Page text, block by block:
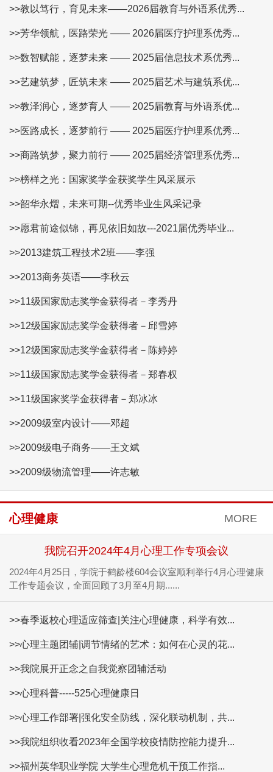
>>教以笃行，育见未来——2026届教育与外语系优秀...
>>芳华领航，医路荣光 —— 2026届医疗护理系优秀...
>>数智赋能，逐梦未来 —— 2025届信息技术系优秀...
>>艺建筑梦，匠筑未来 —— 2025届艺术与建筑系优...
>>教泽润心，逐梦育人 —— 2025届教育与外语系优...
>>医路成长，逐梦前行 —— 2025届医疗护理系优秀...
>>商路筑梦，聚力前行 —— 2025届经济管理系优秀...
>>榜样之光：国家奖学金获奖学生风采展示
>>韶华永熠，未来可期--优秀毕业生风采记录
>>愿君前途似锦，再见依旧如故---2021届优秀毕业...
>>2013建筑工程技术2班——李强
>>2013商务英语——李秋云
>>11级国家励志奖学金获得者－李秀丹
>>12级国家励志奖学金获得者－邱雪婷
>>12级国家励志奖学金获得者－陈婷婷
>>11级国家励志奖学金获得者－郑春权
>>11级国家奖学金获得者－郑冰冰
>>2009级室内设计——邓超
>>2009级电子商务——王文斌
>>2009级物流管理——许志敏
心理健康 MORE
我院召开2024年4月心理工作专项会议
2024年4月25日，学院于鹤龄楼604会议室顺利举行4月心理健康
工作专题会议，全面回顾了3月至4月期......
>>春季返校心理适应筛查|关注心理健康，科学有效...
>>心理主题团辅|调节情绪的艺术：如何在心灵的花...
>>我院展开正念之自我觉察团辅活动
>>心理科普-----525心理健康日
>>心理工作部署|强化安全防线，深化联动机制，共...
>>我院组织收看2023年全国学校疫情防控能力提升...
>>福州英华职业学院 大学生心理危机干预工作指...